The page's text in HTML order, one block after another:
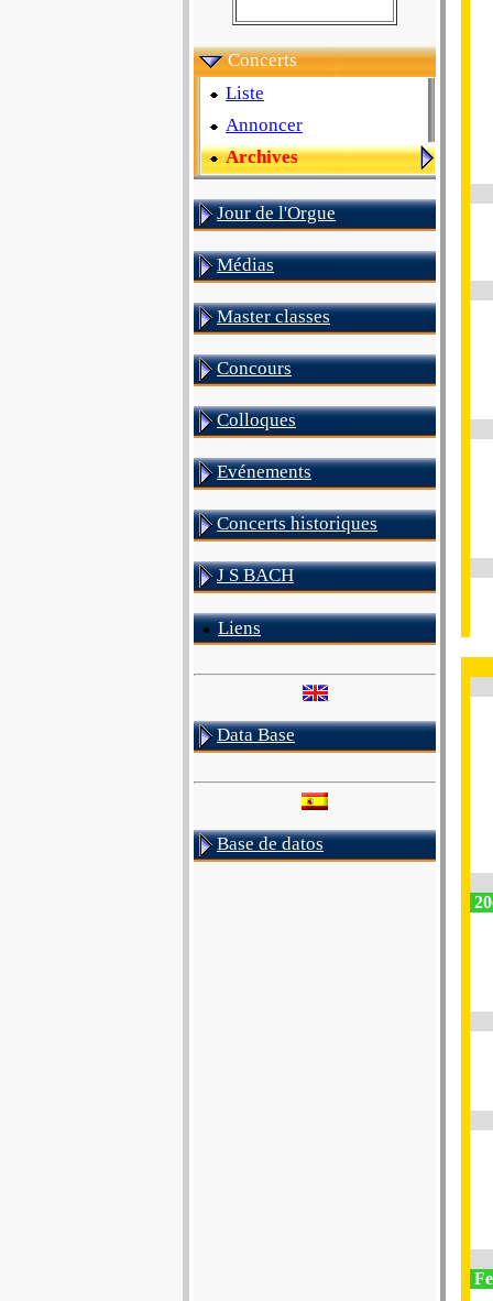
Concerts
Liste
Annoncer
Archives
Jour de l'Orgue
Médias
Master classes
Concours
Colloques
Evénements
Concerts historiques
J S BACH
Liens
Data Base
Base de datos